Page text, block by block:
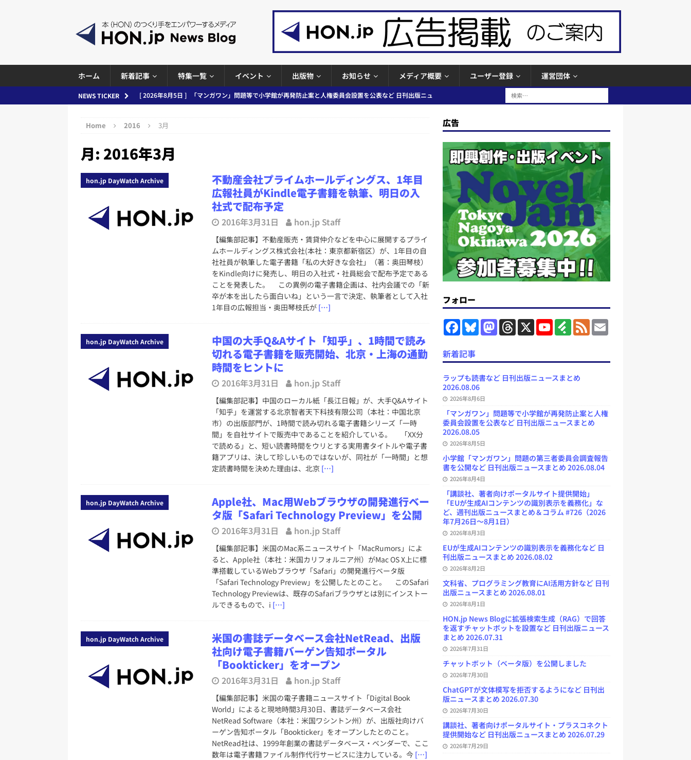
ホーム 新着記事 特集一覧 イベント 出版物 お知らせ メディア概要 ユーザー登録 運営団体
NEWS TICKER [ 2026年8月4日 ]
小学館「マンガワン」問題の第三者委員会調査報告書を公開など 日刊出版ニュースまと
[ 2026年8月3日 ]
務化」など、週刊出版ニュースまとめ＆コラム #726（2026年7月26日～8月1日）
[ 2026年8月2日 ]
EUが生成AIコンテンツの識別表示を義務化など 日刊出版ニュースまとめ 2026.08.02
日刊出版ニュースまとめ
[ 2026年8月1日 ] 文科省、プログラミング教育にAI活用方針など 日刊出版ニュースまとめ 2026.08.01
HON.jp News Blogに拡張検索生成（RAG）で回答を返すチャットボットを設置など
日刊出版ニュースまとめ 2026.07.31
日刊出版ニュースまとめ
チャットボット（ベータ版）を公開しました
お知らせ
ChatGPTが文体模写を拒否するようになど 日刊出版ニュースまとめ 2026.07.30
[ 2026年7月29日 ]
講談社、著者向けポータルサイト・プラスコネクト提供開始など 日刊出版ニュースま
日刊出版ニュースまとめ
[ 2026年8月6日 ] ラップも読書など 日刊出版ニュースまとめ 2026.08.06
日刊出版ニュースまとめ
Home 2016 3月
月: 2016年3月
hon.jp DayWatch Archive
不動産会社プライムホールディングス、1年目
広報社員がKindle電子書籍を執筆、明日の入
社式で配布予定
2016年3月31日 hon.jp Staff
【編集部記事】不動産販売・賃貸仲介などを中心に展開するプライ
ムホールディングス株式会社(本社：東京都新宿区）が、1年目の自
社社員が執筆した電子書籍「私の大好きな会社」（著：奥田琴枝）
をKindle向けに発売し、明日の入社式・社員総会で配布予定である
ことを発表した。 この異例の電子書籍企画は、社内会議での「新
卒が本を出したら面白いね」という一言で決定、執筆者として入社
1年目の広報担当・奥田琴枝氏が […]
hon.jp DayWatch Archive
中国の大手Q&Aサイト「知乎」、1時間で読み
切れる電子書籍を販売開始、北京・上海の通勤
時間をヒントに
2016年3月31日 hon.jp Staff
【編集部記事】中国のローカル紙「長江日報」が、大手Q&Aサイト
「知乎」を運営する北京智者天下科技有限公司（本社：中国北京
市）の出版部門が、1時間で読み切れる電子書籍シリーズ「一時
間」を自社サイトで販売中であることを紹介している。 「XX分
で読める」と、短い読書時間をウリとする実用書タイトルや電子書
籍アプリは、決して珍しいものではないが、同社が「一時間」と想
定読書時間を決めた理由は、北京 […]
hon.jp DayWatch Archive
Apple社、Mac用Webブラウザの開発進行ベー
タ版「Safari Technology Preview」を公開
2016年3月31日 hon.jp Staff
【編集部記事】米国のMac系ニュースサイト「MacRumors」によ
ると、Apple社（本社：米国カリフォルニア州）がMac OS X上に標
準搭載しているWebブラウザ「Safari」の開発進行ベータ版
「Safari Technology Preview」を公開したとのこと。 このSafari
Technology Previewは、既存のSafariブラウザとは別にインストー
ルできるもので、i […]
hon.jp DayWatch Archive
米国の書誌データベース会社NetRead、出版
社向け電子書籍バーゲン告知ポータル
「Bookticker」をオープン
2016年3月31日 hon.jp Staff
【編集部記事】米国の電子書籍ニュースサイト「Digital Book
World」によると現地時間3月30日、書誌データベース会社
NetRead Software（本社：米国ワシントン州）が、出版社向けバ
ーゲン告知ポータル「Bookticker」をオープンしたとのこと。
NetRead社は、1999年創業の書誌データベース・ベンダーで、ここ
数年は電子書籍ファイル制作代行サービスに注力している。今 […]
広告
フォロー
F
a
e
b
o
o
k
B
l
k
y
M
a
d
o
n
T
h
d
s
X
Y
o
b
C
n
e
F
e
y
F
e
E
m
新着記事
ラップも読書など 日刊出版ニュースまとめ
2026.08.06
2026年8月6日
「マンガワン」問題等で小学館が再発防止案と人権
委員会設置を公表など 日刊出版ニュースまとめ
2026.08.05
2026年8月5日
小学館「マンガワン」問題の第三者委員会調査報告
書を公開など 日刊出版ニュースまとめ 2026.08.04
2026年8月4日
「講談社、著者向けポータルサイト提供開始」
「EUが生成AIコンテンツの識別表示を義務化」な
ど、週刊出版ニュースまとめ＆コラム #726（2026
年7月26日～8月1日）
2026年8月3日
EUが生成AIコンテンツの識別表示を義務化など 日
刊出版ニュースまとめ 2026.08.02
2026年8月2日
文科省、プログラミング教育にAI活用方針など 日刊
出版ニュースまとめ 2026.08.01
2026年8月1日
HON.jp News Blogに拡張検索生成（RAG）で回答
を返すチャットボットを設置など 日刊出版ニュース
まとめ 2026.07.31
2026年7月31日
チャットボット（ベータ版）を公開しました
2026年7月30日
ChatGPTが文体模写を拒否するようになど 日刊出
版ニュースまとめ 2026.07.30
2026年7月30日
講談社、著者向けポータルサイト・プラスコネクト
提供開始など 日刊出版ニュースまとめ 2026.07.29
2026年7月29日